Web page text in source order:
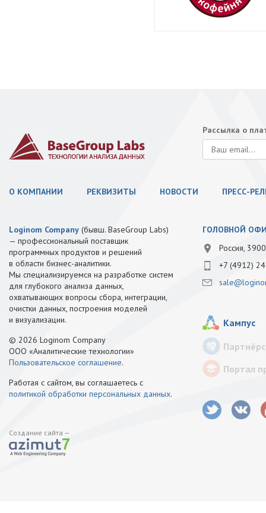
Рассылка о
О КОМПАНИИ РЕКВИЗИТЫ НОВОСТИ ПРЕСС-
Loginom Company (бывш. BaseGroup Labs)
— профессиональный поставщик
программных продуктов и решений
в области бизнес-аналитики.
Мы специализируемся на разработке систем
для глубокого анализа данных,
охватывающих вопросы сбора, интеграции,
очистки данных, построения моделей
и визуализации.
© 2026 Loginom Company
ООО «Аналитические технологии»
Пользовательское соглашение.
Работая с сайтом, вы соглашаетесь с
политикой обработки персональных данных.
Создание сайта —
ГОЛОВНОЙ
Россия,
+7 (4912)
Кампус
Портал